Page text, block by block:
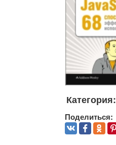
Категория:
Поделиться: